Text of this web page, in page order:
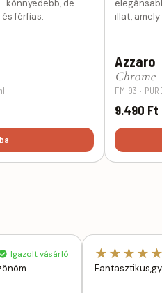
könnyedebb, de
férfias.
illat,
Azzaro
Chrome
FM 93 ·
9.490 Ft
Igazolt vásárló ★★★★★